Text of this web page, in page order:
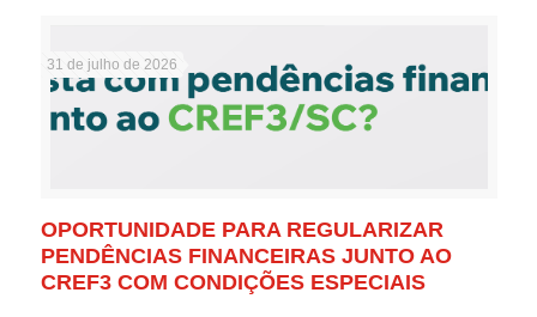
31 de julho de 2026
OPORTUNIDADE PARA REGULARIZAR
PENDÊNCIAS FINANCEIRAS JUNTO AO
CREF3 COM CONDIÇÕES ESPECIAIS